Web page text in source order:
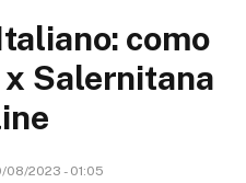
como
Salernitana
08/2023 - 01:05